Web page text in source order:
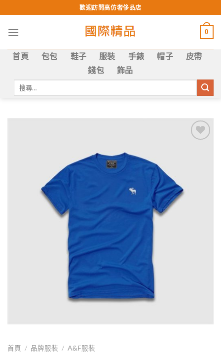
to
content
歡迎訪問高仿奢侈品店
0
首頁 包包 鞋子 服裝 手錶 帽子
皮帶
錢包
飾品
首頁 / 品牌服裝 / A&F服裝